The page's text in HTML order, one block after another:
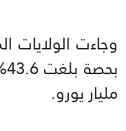
وجاءت الولايات
مليار يورو.